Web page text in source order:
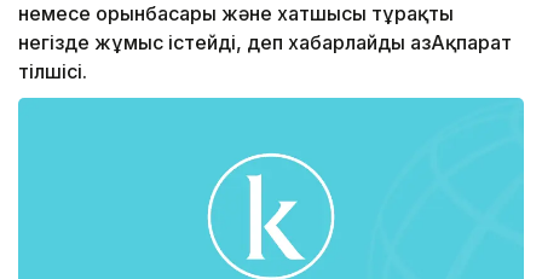
немесе орынбасары және хатшысы тұрақты
негізде жұмыс істейді, деп хабарлайды ҚазАқпарат
тілшісі.